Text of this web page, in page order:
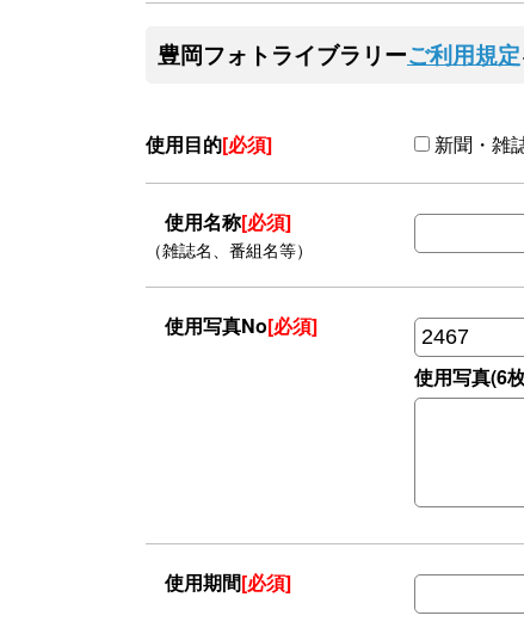
豊岡フォトライブラリーご利用規定
使用目的[必須] 新聞・雑
使用名称[必須]
（雑誌名、番組名等）
使用写真No[必須]
使用写真(6
使用期間[必須]